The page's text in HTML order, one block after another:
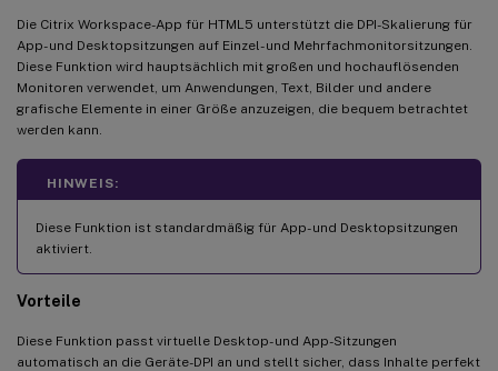
Die Citrix Workspace-App für HTML5 unterstützt die DPI-Skalierung für
App- und Desktopsitzungen auf Einzel- und Mehrfachmonitorsitzungen.
Diese Funktion wird hauptsächlich mit großen und hochauflösenden
Monitoren verwendet, um Anwendungen, Text, Bilder und andere
grafische Elemente in einer Größe anzuzeigen, die bequem betrachtet
werden kann.
HINWEIS:
Diese Funktion ist standardmäßig für App- und Desktopsitzungen
aktiviert.
Vorteile
Diese Funktion passt virtuelle Desktop- und App-Sitzungen
automatisch an die Geräte-DPI an und stellt sicher, dass Inhalte perfekt